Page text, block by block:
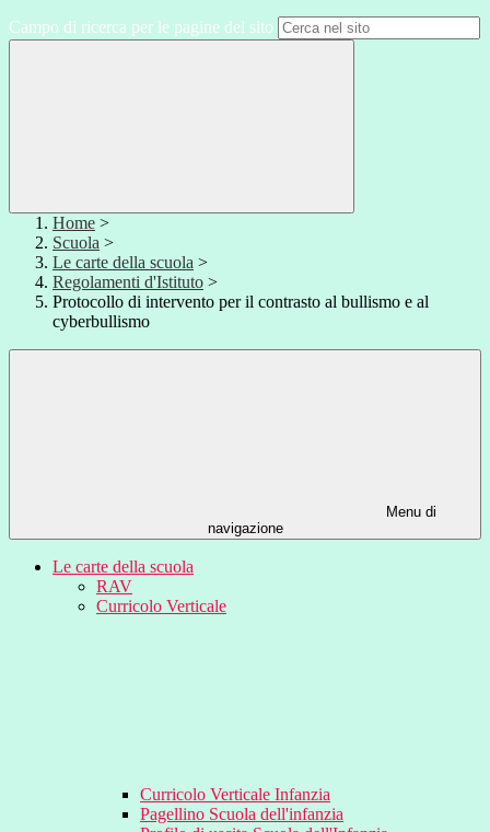
Campo di ricerca per le pagine del sito
Home >
Scuola >
Le carte della scuola >
Regolamenti d'Istituto >
Protocollo di intervento per il contrasto al bullismo e al
cyberbullismo
Menu di
navigazione
Le carte della scuola
RAV
Curricolo Verticale
Curricolo Verticale Infanzia
Pagellino Scuola dell'infanzia